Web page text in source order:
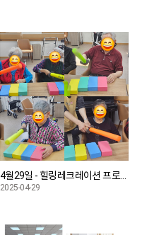
4월29일 - 힐링레크레이션 프로그램
2025-04-29